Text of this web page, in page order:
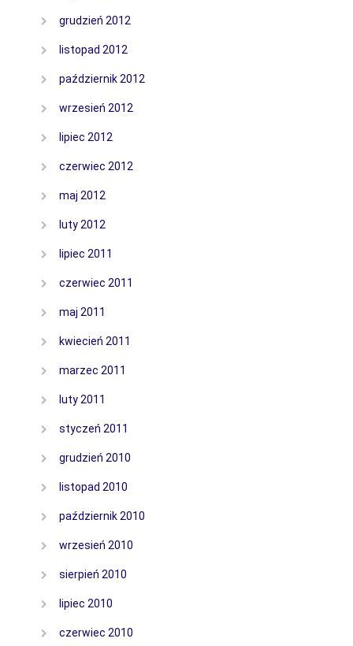
grudzień 2012
listopad 2012
październik 2012
wrzesień 2012
lipiec 2012
czerwiec 2012
maj 2012
luty 2012
lipiec 2011
czerwiec 2011
maj 2011
kwiecień 2011
marzec 2011
luty 2011
styczeń 2011
grudzień 2010
listopad 2010
październik 2010
wrzesień 2010
sierpień 2010
lipiec 2010
czerwiec 2010